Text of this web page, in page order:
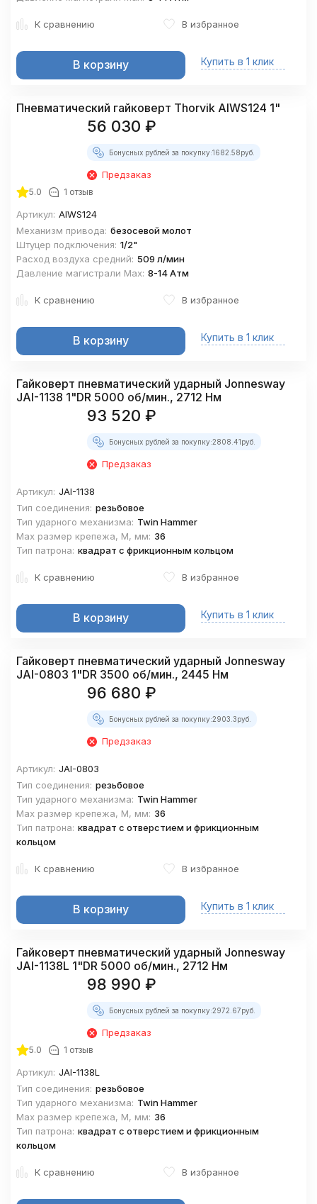
К сравнению В избранное
В корзину Купить в 1 клик
Пневматический гайковерт Thorvik AIWS124 1"
56 030 ₽
Бонусных рублей за покупку:1682.58руб.
Предзаказ
5.0 1 отзыв
Артикул: AIWS124
Механизм привода: безосевой молот
Штуцер подключения: 1/2"
Расход воздуха средний: 509 л/мин
Давление магистрали Мах: 8-14 Атм
К сравнению В избранное
В корзину Купить в 1 клик
Гайковерт пневматический ударный Jonnesway
JAI-1138 1"DR 5000 об/мин., 2712 Нм
93 520 ₽
Бонусных рублей за покупку:2808.41руб.
Предзаказ
Артикул: JAI-1138
Тип соединения: резьбовое
Тип ударного механизма: Twin Hammer
Max размер крепежа, М, мм: 36
Тип патрона: квадрат с фрикционным кольцом
К сравнению В избранное
В корзину Купить в 1 клик
Гайковерт пневматический ударный Jonnesway
JAI-0803 1"DR 3500 об/мин., 2445 Нм
96 680 ₽
Бонусных рублей за покупку:2903.3руб.
Предзаказ
Артикул: JAI-0803
Тип соединения: резьбовое
Тип ударного механизма: Twin Hammer
Max размер крепежа, М, мм: 36
Тип патрона: квадрат с отверстием и фрикционным
кольцом
К сравнению В избранное
В корзину Купить в 1 клик
Гайковерт пневматический ударный Jonnesway
JAI-1138L 1"DR 5000 об/мин., 2712 Нм
98 990 ₽
Бонусных рублей за покупку:2972.67руб.
Предзаказ
5.0 1 отзыв
Артикул: JAI-1138L
Тип соединения: резьбовое
Тип ударного механизма: Twin Hammer
Max размер крепежа, М, мм: 36
Тип патрона: квадрат с отверстием и фрикционным
кольцом
К сравнению В избранное